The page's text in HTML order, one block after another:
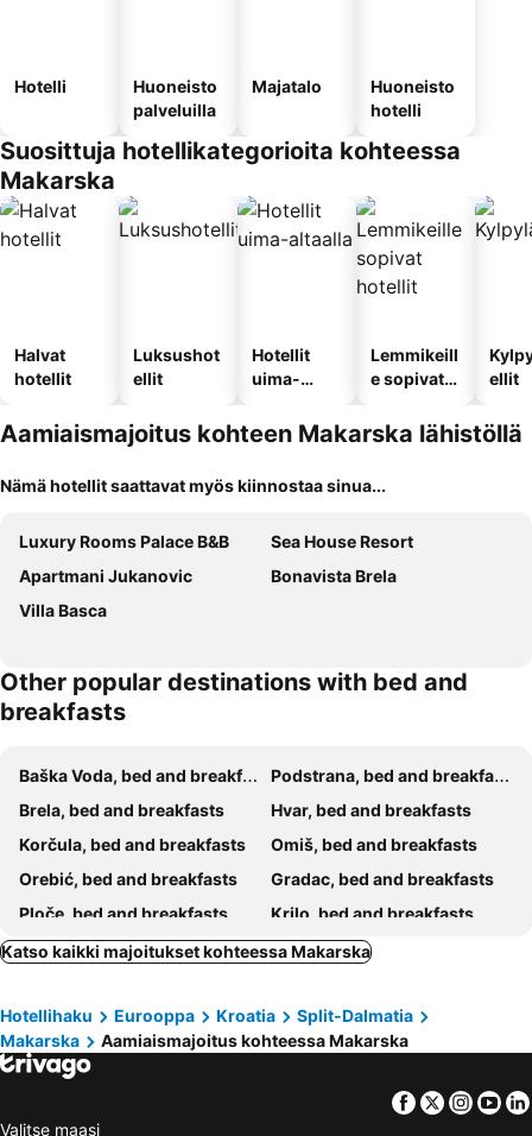
Hotelli
Huoneisto
palveluilla
Majatalo
Huoneisto
hotelli
Suosittuja hotellikategorioita kohteessa
Makarska
Halvat
hotellit
Luksushot
ellit
Hotellit
uima-
Lemmikeill
e sopivat
ellit
Aamiaismajoitus kohteen Makarska lähistöllä
Nämä hotellit saattavat myös kiinnostaa sinua...
Luxury Rooms Palace B&B
Sea House Resort
Apartmani Jukanovic
Bonavista Brela
Villa Basca
Other popular destinations with bed and
breakfasts
Baška Voda, bed and breakfasts
Podstrana, bed and breakfasts
Brela, bed and breakfasts
Hvar, bed and breakfasts
Korčula, bed and breakfasts
Omiš, bed and breakfasts
Orebić, bed and breakfasts
Gradac, bed and breakfasts
Ploče, bed and breakfasts
Krilo, bed and breakfasts
Pojezerje, bed and breakfasts Duće, bed and breakfasts
Tučepi, bed and breakfasts
Selca, bed and breakfasts
Grude, bed and breakfasts
Vrboska, bed and breakfasts
Bol, bed and breakfasts
Vrgorac, bed and breakfasts
Smokvica, bed and breakfasts
Katso kaikki majoitukset kohteessa Makarska
Hotellihaku Eurooppa Kroatia
Split-Dalmatia
Makarska
Aamiaismajoitus kohteessa Makarska
Facebook
Twitter
Valitse maasi